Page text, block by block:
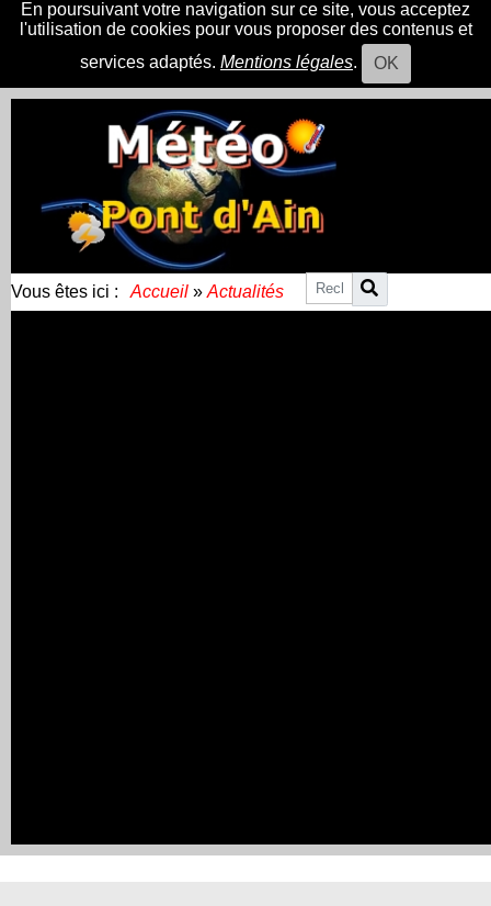
En poursuivant votre navigation sur ce site, vous acceptez
l'utilisation de cookies pour vous proposer des contenus et
services adaptés. Mentions légales. OK
Vous êtes ici : Accueil » Actualités